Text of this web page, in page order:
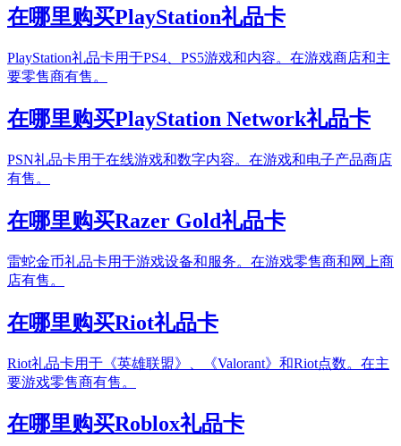
在哪里购买PlayStation礼品卡
PlayStation礼品卡用于PS4、PS5游戏和内容。在游戏商店和主
要零售商有售。
在哪里购买PlayStation Network礼品卡
PSN礼品卡用于在线游戏和数字内容。在游戏和电子产品商店
有售。
在哪里购买Razer Gold礼品卡
雷蛇金币礼品卡用于游戏设备和服务。在游戏零售商和网上商
店有售。
在哪里购买Riot礼品卡
Riot礼品卡用于《英雄联盟》、《Valorant》和Riot点数。在主
要游戏零售商有售。
在哪里购买Roblox礼品卡